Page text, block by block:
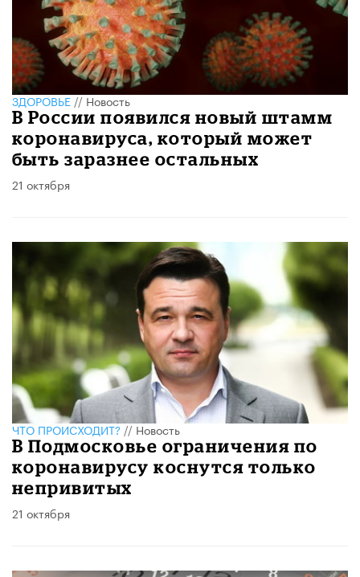
ЗДОРОВЬЕ//Новость
В России появился новый штамм
коронавируса, который может
быть заразнее остальных
21 октября
ЧТО ПРОИСХОДИТ?//Новость
В Подмосковье ограничения по
коронавирусу коснутся только
непривитых
21 октября